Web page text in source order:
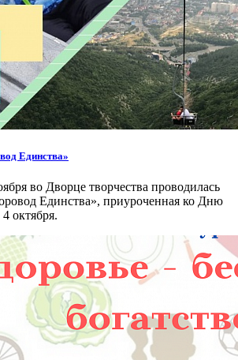
Единства»
во Дворце творчества проводилась
Единства», приуроченная ко Дню
октября.